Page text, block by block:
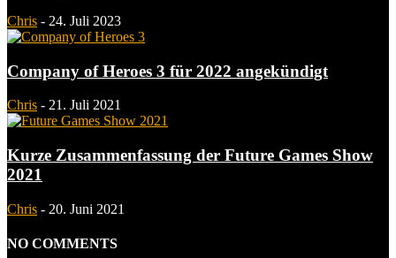
Chris - 24. Juli 2023
Company of Heroes 3 für 2022 angekündigt
Chris - 21. Juli 2021
Kurze Zusammenfassung der Future Games Show
2021
Chris - 20. Juni 2021
NO COMMENTS